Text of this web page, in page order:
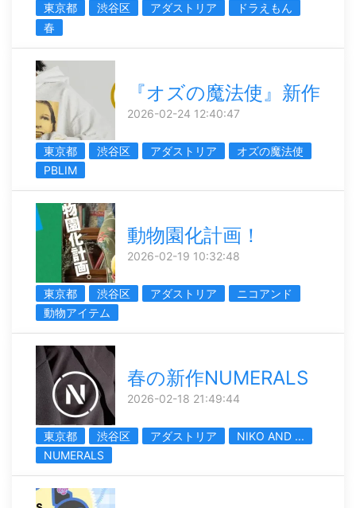
東京都 渋谷区 アダストリア
ドラえもん
春
『オズの魔法使』新作
2026-02-24 12:40:47
東京都 渋谷区 アダストリア
オズの魔法使
PBLIM
動物園化計画！
2026-02-19 10:32:48
東京都 渋谷区 アダストリア
ニコアンド
動物アイテム
春の新作NUMERALS
2026-02-18 21:49:44
東京都 渋谷区 アダストリア
NIKO AND ...
NUMERALS